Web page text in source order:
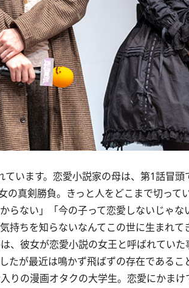
います。恋愛小説家の母は、第1話冒
の真剣勝負。きっと人をどこまで切って
らない」「今の子って恋愛しないじゃ
ちを知らないなんてこの世に生まれて
、彼女が恋愛小説の女王と呼ばれてい
が最近は鳴かず飛ばずの存在であるこ
りの漫画オタクの大学生。恋愛にかま